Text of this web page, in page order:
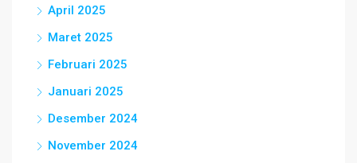
April 2025
Maret 2025
Februari 2025
Januari 2025
Desember 2024
November 2024